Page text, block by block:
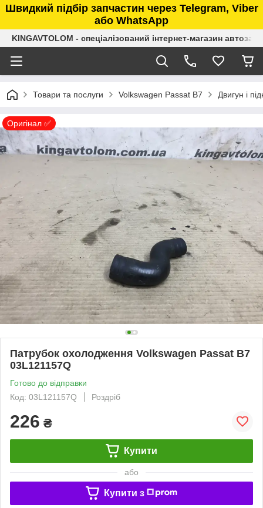
Швидкий підбір запчастин через Telegram, Viber
або WhatsApp
KINGAVTOLOM - спеціалізований інтернет-магазин
Товари та послуги Volkswagen Passat B7 Двигун і
Оригінал ✅
Патрубок охолодження Volkswagen Passat B7
03L121157Q
Готово до відправки
Код: 03L121157Q
Роздріб
226 ₴
Купити
або
Купити з